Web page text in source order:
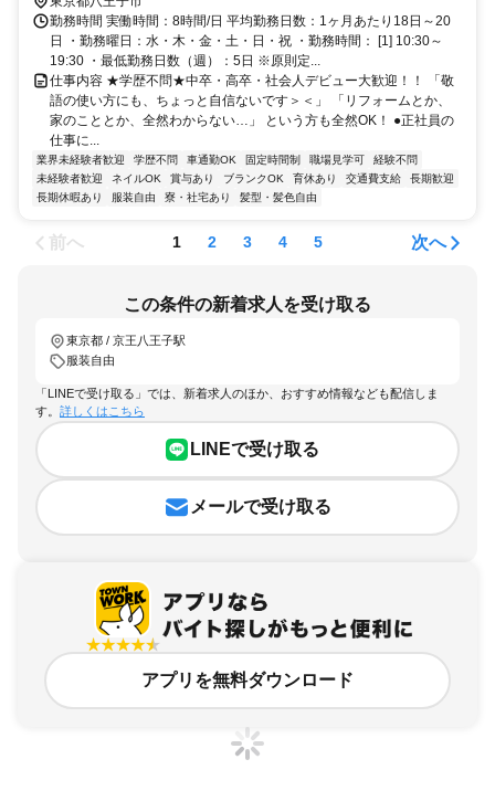
勤務時間 実働時間：8時間/日 平均勤務日数：1ヶ月あたり18日～20
日 ・勤務曜日：水・木・金・土・日・祝 ・勤務時間： [1] 10:30～
19:30 ・最低勤務日数（週）：5日 ※原則定...
仕事内容 ★学歴不問★中卒・高卒・社会人デビュー大歓迎！！ 「敬
語の使い方にも、ちょっと自信ないです＞＜」 「リフォームとか、
家のこととか、全然わからない…」 という方も全然OK！ ●正社員の
仕事に...
業界未経験者歓迎 学歴不問 車通勤OK 固定時間制 職場見学可
経験不問
未経験者歓迎
ネイルOK 賞与あり ブランクOK 育休あり 交通費支給
長期歓迎
長期休暇あり
服装自由 寮・社宅あり 髪型・髪色自由
前へ 1 2 3 4 5 次へ
この条件の新着求人を受け取る
東京都 / 京王八王子駅
服装自由
「LINEで受け取る」では、新着求人のほか、おすすめ情報なども配信しま
す。 詳しくはこちら
LINEで受け取る
メールで受け取る
アプリを無料ダウンロード